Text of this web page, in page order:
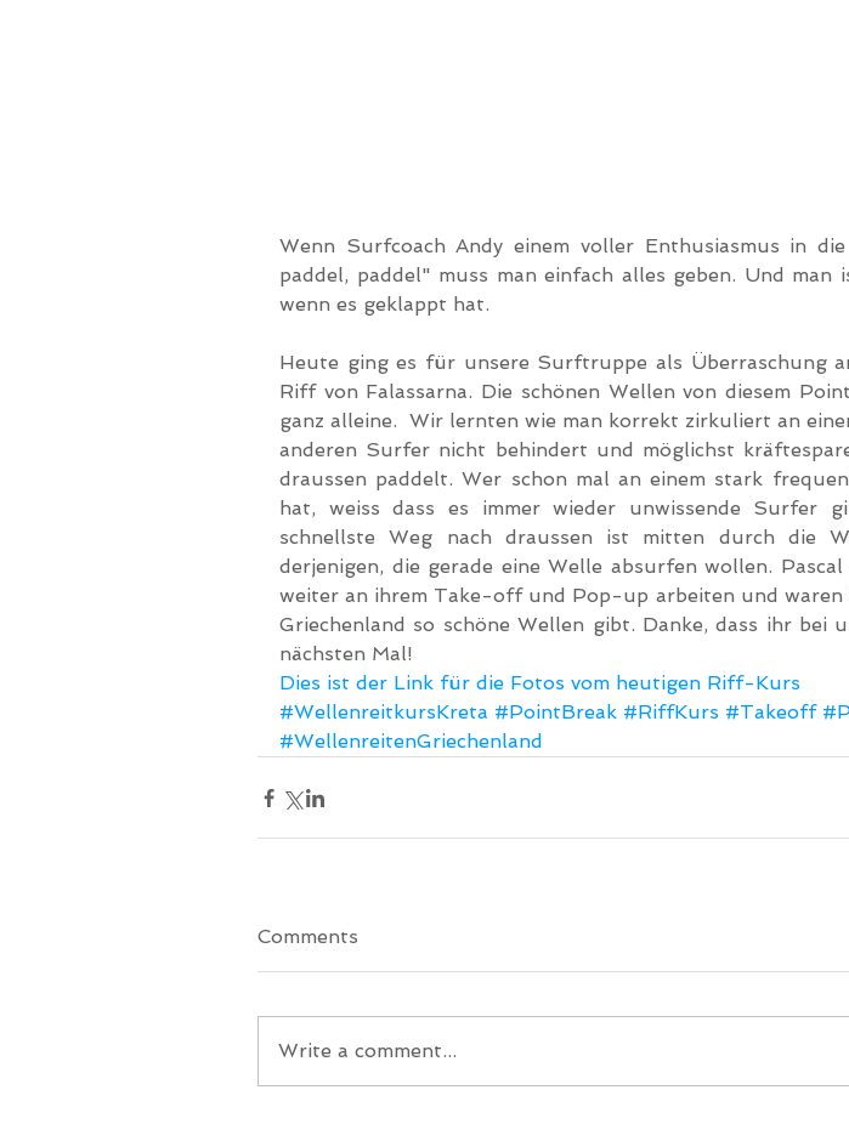
Wenn Surfcoach Andy einem voller Enthusiasmus in
paddel, paddel" muss man einfach alles geben. Und man
wenn es geklappt hat.
Heute ging es für unsere Surftruppe als Überraschung
Riff von Falassarna. Die schönen Wellen von diesem
ganz alleine.  Wir lernten wie man korrekt zirkuliert an
anderen Surfer nicht behindert und möglichst
draussen paddelt. Wer schon mal an einem stark
hat, weiss dass es immer wieder unwissende Surfer
schnellste Weg nach draussen ist mitten durch die
derjenigen, die gerade eine Welle absurfen wollen.
weiter an ihrem Take-off und Pop-up arbeiten und waren
Griechenland so schöne Wellen gibt. Danke, dass ihr bei
nächsten Mal!
Dies ist der Link für die Fotos vom heutigen Riff-Kurs
#WellenreitkursKreta #PointBreak #RiffKurs #Takeoff
#WellenreitenGriechenland
Comments
Write a comment...